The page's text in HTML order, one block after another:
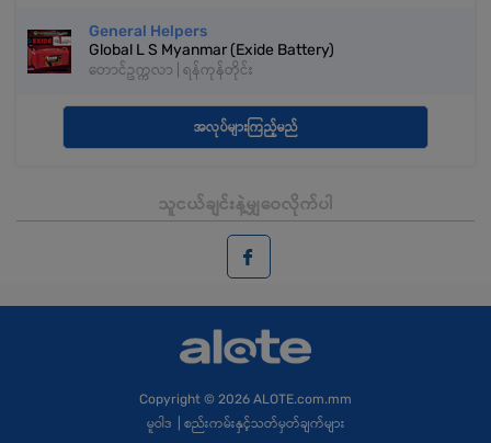
General Helpers
Global L S Myanmar (Exide Battery)
တောင်ဥက္ကလာ | ရန်ကုန်တိုင်း
အလုပ်များကြည့်မည်
သူငယ်ချင်းနဲ့မျှဝေလိုက်ပါ
Copyright © 2026 ALOTE.com.mm
မူဝါဒ
စည်းကမ်းနှင့်သတ်မှတ်ချက်များ